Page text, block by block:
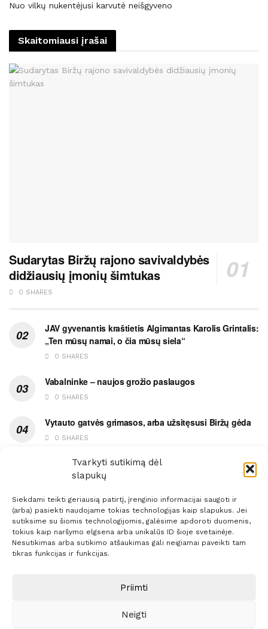
Tvarkyti sutikimą dėl
slapukų
Siekdami teikti geriausią patirtį, įrenginio informacijai saugoti ir
(arba) pasiekti naudojame tokias technologijas kaip slapukus. Jei
sutiksime su šiomis technologijomis, galėsime apdoroti duomenis,
tokius kaip naršymo elgsena arba unikalūs ID šioje svetainėje.
Nesutikimas arba sutikimo atšaukimas gali neigiamai paveikti tam
tikras funkcijas ir funkcijas.
Priimti
Neigti
Nuo vilkų nukentėjusi karvutė neišgyveno
Skaitomiausi įrašai
Sudarytas Biržų rajono savivaldybės
didžiausių įmonių šimtukas
0 SHARES
JAV gyvenantis kraštietis Algimantas Karolis Grintalis:
„Ten mūsų namai, o čia mūsų siela“
0 SHARES
Vabalninke – naujos grožio paslaugos
0 SHARES
Vytauto gatvės grimasos, arba užsitęsusi Biržų gėda
0 SHARES
Pietų metas pažymėtas avarija
0 SHARES
Prenumerata Reklama
Sprendimas:ITBrolis